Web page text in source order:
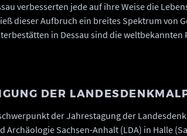
verbesserten jede auf ihre Weise die
dieser Aufbruch ein breites Spektrum von
in Dessau sind die
DER
der Jahrestagung der
Archäologie Sachsen-Anhalt (LDA) in Halle